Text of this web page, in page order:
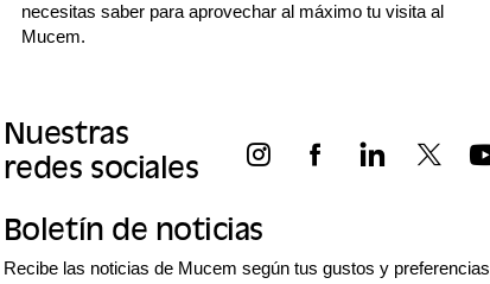
necesitas saber para aprovechar al máximo tu visita al
Mucem.
Nuestras
redes sociales
Boletín de noticias
Recibe las noticias de Mucem según tus gustos y preferencias